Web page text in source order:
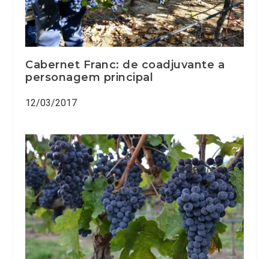
Cabernet Franc: de coadjuvante a
personagem principal
12/03/2017